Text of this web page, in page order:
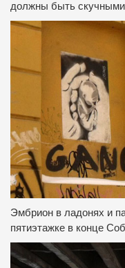
должны быть
Эмбрион в ладонях и
пятиэтажке в конце